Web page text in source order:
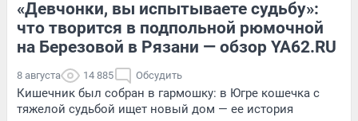
«Девчонки, вы испытываете судьбу»:
что творится в подпольной рюмочной
на Березовой в Рязани — обзор YA62.RU
8 августа 14 885 Обсудить
Кишечник был собран в гармошку: в Югре кошечка с
тяжелой судьбой ищет новый дом — ее история